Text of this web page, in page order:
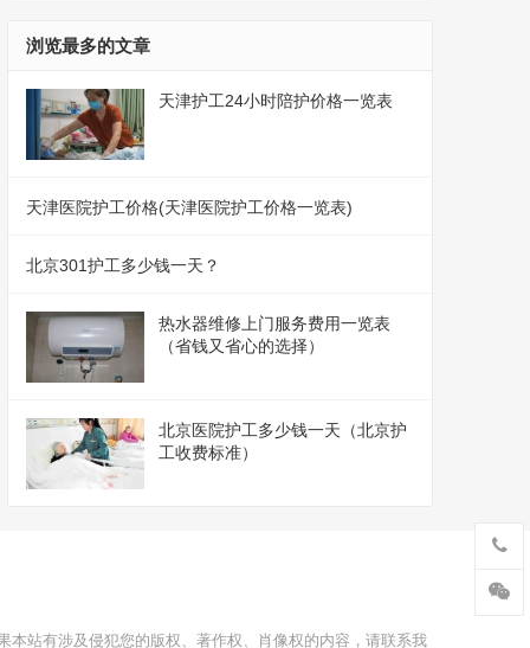
浏览最多的文章
天津护工24小时陪护价格一览表
天津医院护工价格(天津医院护工价格一览表)
北京301护工多少钱一天？
热水器维修上门服务费用一览表
（省钱又省心的选择）
北京医院护工多少钱一天（北京护
工收费标准）
站有涉及侵犯您的版权、著作权、肖像权的内容，请联系我